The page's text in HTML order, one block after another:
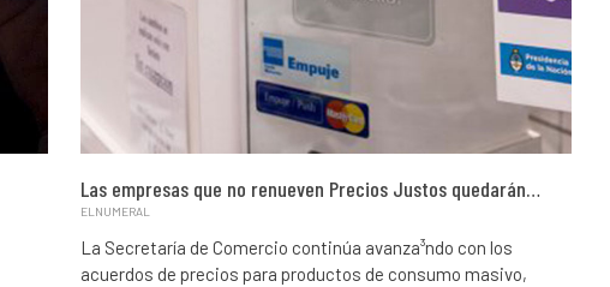
Las empresas que no renueven Precios Justos quedarán…
ELNUMERAL
La Secretaría de Comercio continúa avanza³ndo con los
acuerdos de precios para productos de consumo masivo,